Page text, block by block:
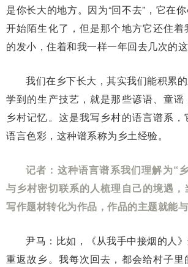
是你长大的地方。因为“回不去”，它在
开始陌生化了，但是那个地方它还住
的发小，住着和我一样一年回去几次的这
我们在乡下长大，其实我们能积累
学到的生产技艺，就是那些谚语、童
乡村记忆。这是我写乡村的语言谱系，
语言色彩，这种谱系称为乡土经验。
记者：这种语言谱系我们理解为“
与乡村密切联系的人梳理自己的境遇
写作题材转化为作品，作品的主题就能与
尹马：比如，《从我手中接烟的人
重返故乡。我每次回去，都会给村子